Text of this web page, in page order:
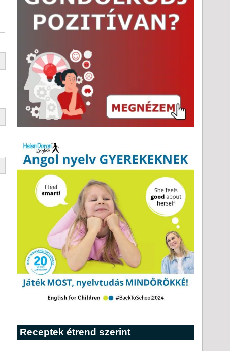
Receptek étrend szerint